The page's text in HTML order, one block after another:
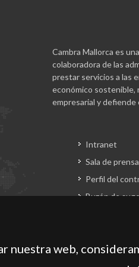
Cambra Mallorca es
colaboradora de las
prestar servicios a las
económico sostenible,
empresarial y defiende
Intranet
Sala de prensa
Perfil del
Buzón de
web,